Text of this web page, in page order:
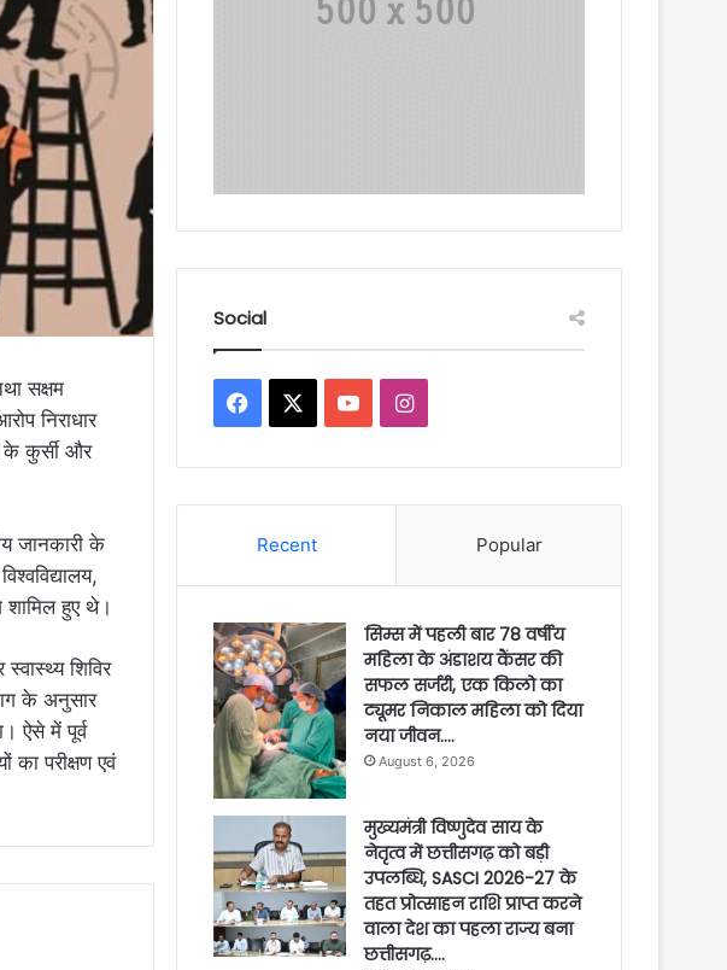
सक्षम
निराधार
के कुर्सी और
जानकारी के
हुए थे।
शिविर
के अनुसार
ऐसे में पूर्व
परीक्षण एवं
Social
Facebook YouTubeInstagram
Recent Popular
सिम्स में पहली बार 78 वर्षीय
महिला के अंडाशय कैंसर की
सफल सर्जरी, एक किलो का
ट्यूमर निकाल महिला को दिया
नया जीवन….
August 6, 2026
मुख्यमंत्री विष्णुदेव साय के
नेतृत्व में छत्तीसगढ़ को बड़ी
उपलब्धि, SASCI 2026-27 के
तहत प्रोत्साहन राशि प्राप्त करने
वाला देश का पहला राज्य बना
छत्तीसगढ़….